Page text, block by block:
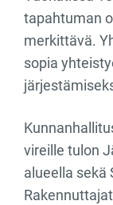
tapahtuman
merkittävä.
sopia
vireille tulon
alueella sekä